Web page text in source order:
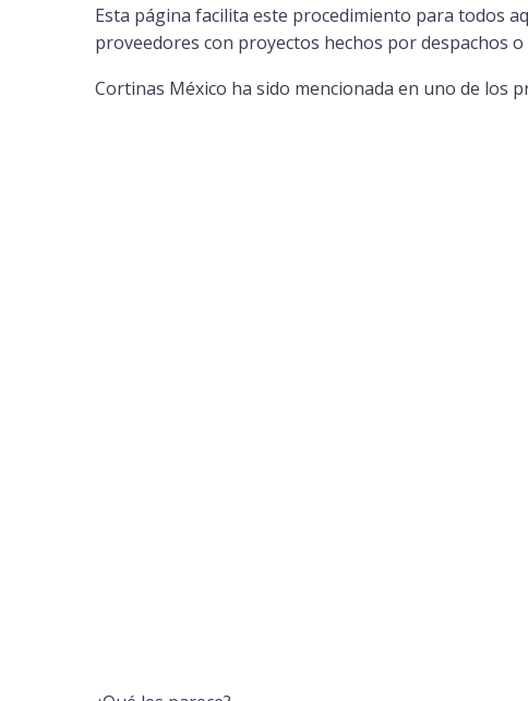
Esta página facilita este procedimiento para todos
proveedores con proyectos hechos por despachos
Cortinas México ha sido mencionada en uno de los